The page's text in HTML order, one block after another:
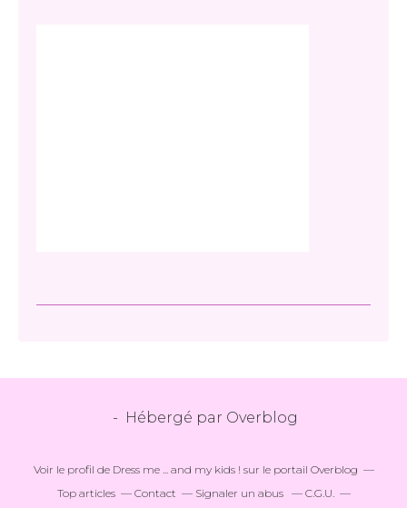
- Hébergé par Overblog
Voir le profil de Dress me ... and my kids ! sur le portail Overblog
Top articles
Contact Signaler un abus C.G.U.